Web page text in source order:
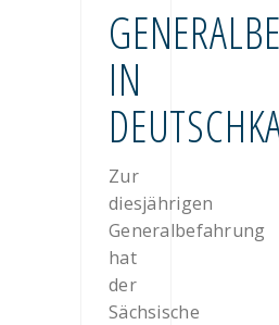
IN
Zur
diesjährigen
Generalbefahrung
hat
der
Sächsische